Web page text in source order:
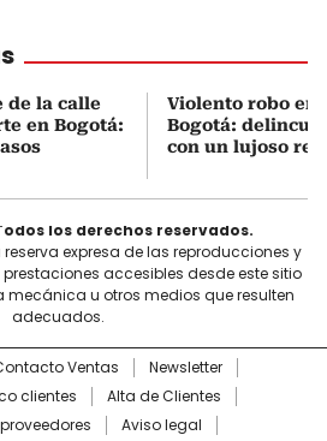
de la calle
en Bogotá:
Violento robo en
Bogotá:
con un lujoso
los derechos reservados.
reserva expresa de las reproducciones y
accesibles desde este sitio
mecánica u otros medios que resulten
adecuados.
Ventas
Newsletter
clientes
Alta de Clientes
Aviso legal